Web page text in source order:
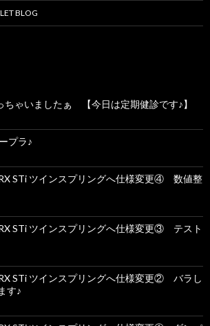
BLOG
ちゃいましたぁ 【今日は定期健診です♪】
プラ♪
STi ツインスプリングへ仕様変更④ 数値整
STi ツインスプリングへ仕様変更③ テスト
STi ツインスプリングへ仕様変更② バラし
す♪